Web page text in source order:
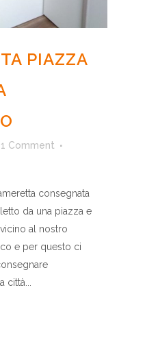
PIAZZA
1 Comment
consegnata
da una piazza e
al nostro
e per questo ci